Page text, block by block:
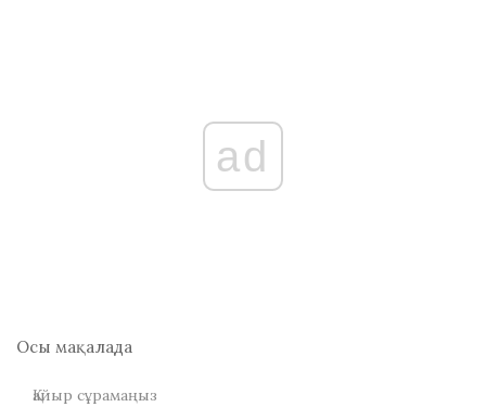
ad
Осы мақалада
Қайыр сұрамаңыз